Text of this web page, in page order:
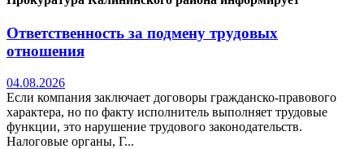
Ответственность за подмену трудовых
отношения
04.08.2026
Если компания заключает договоры гражданско-правового
характера, но по факту исполнитель выполняет трудовые
функции, это нарушение трудового законодательств.
Налоговые органы, Г...